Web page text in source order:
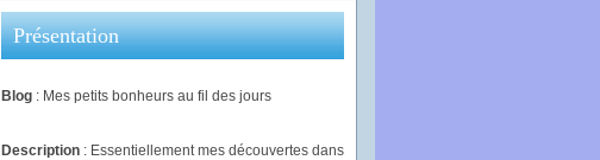
Présentation
Blog : Mes petits bonheurs au fil des jours
Description : Essentiellement mes découvertes dans